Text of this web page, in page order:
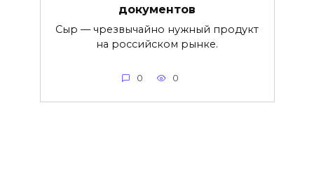
документов
Сыр — чрезвычайно нужный продукт
на российском рынке.
0 0